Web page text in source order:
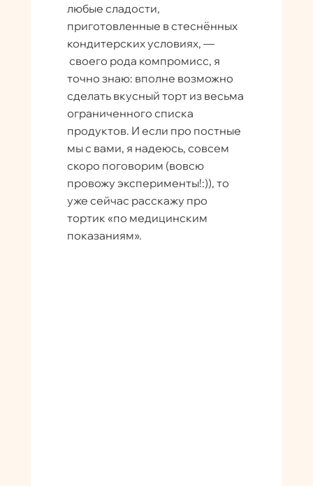
любые сладости,
приготовленные в стеснённых
кондитерских условиях, —
своего рода компромисс, я
точно знаю: вполне возможно
сделать вкусный торт из весьма
ограниченного списка
продуктов. И если про постные
мы с вами, я надеюсь, совсем
скоро поговорим (вовсю
провожу эксперименты!:)), то
уже сейчас расскажу про
тортик «по медицинским
показаниям».